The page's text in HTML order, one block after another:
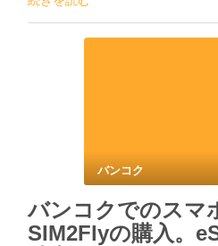
バンコク
バンコクでのスマ
SIM2Flyの購入。